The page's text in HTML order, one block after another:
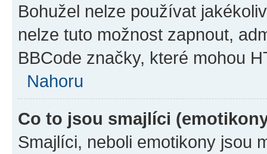
Bohužel nelze používat
nelze tuto možnost zapnout,
BBCode značky, které mohou
Nahoru
Co to jsou smajlíci
Smajlíci, neboli emotikony jsou